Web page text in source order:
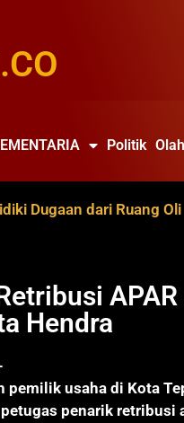
Politik
dari Ruang Oli
APAR
Hendra
pemilik usaha di Kota
penarik retribusi